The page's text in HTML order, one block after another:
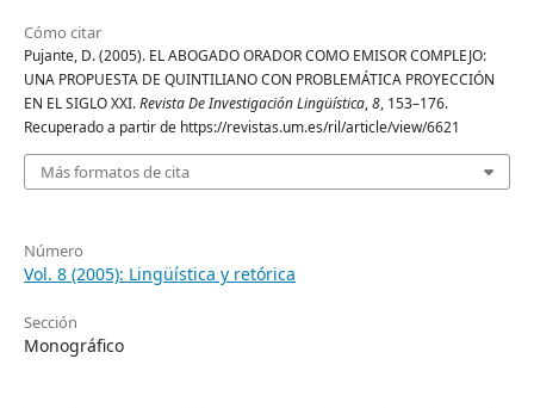
Cómo citar
Pujante, D. (2005). EL ABOGADO ORADOR COMO EMISOR COMPLEJO:
UNA PROPUESTA DE QUINTILIANO CON PROBLEMÁTICA PROYECCIÓN
EN EL SIGLO XXI.Revista De Investigación Lingüística,8, 153–176.
Recuperado a partir de https://revistas.um.es/ril/article/view/6621
Más formatos de cita
Número
Vol. 8 (2005): Lingüística y retórica
Sección
Monográfico